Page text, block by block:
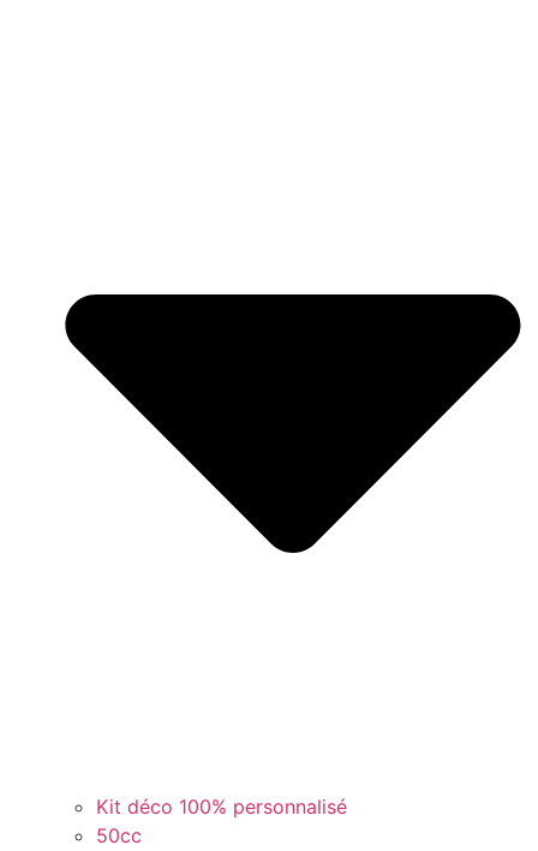
Kit déco 100% personnalisé
50cc